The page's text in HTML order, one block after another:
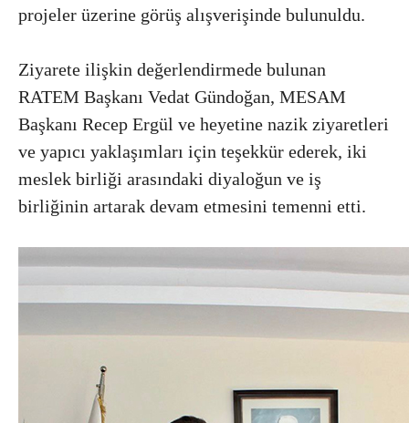
projeler üzerine görüş alışverişinde bulunuldu.
Ziyarete ilişkin değerlendirmede bulunan
RATEM Başkanı Vedat Gündoğan, MESAM
Başkanı Recep Ergül ve heyetine nazik ziyaretleri
ve yapıcı yaklaşımları için teşekkür ederek, iki
meslek birliği arasındaki diyaloğun ve iş
birliğinin artarak devam etmesini temenni etti.